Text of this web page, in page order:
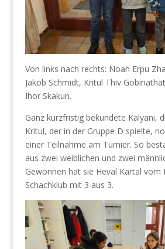
Von links nach rechts: Noah Erpu
Jakob Schmidt, Kritul Thiv
Ihor Skakun.
Ganz kurzfristig bekundete Kalyani,
Kritul, der in der Gruppe D spielte,
einer Teilnahme am Turnier. So
aus zwei weiblichen und zwei
Gewonnen hat sie Heval Kartal vom
Schachklub mit 3 aus 3.